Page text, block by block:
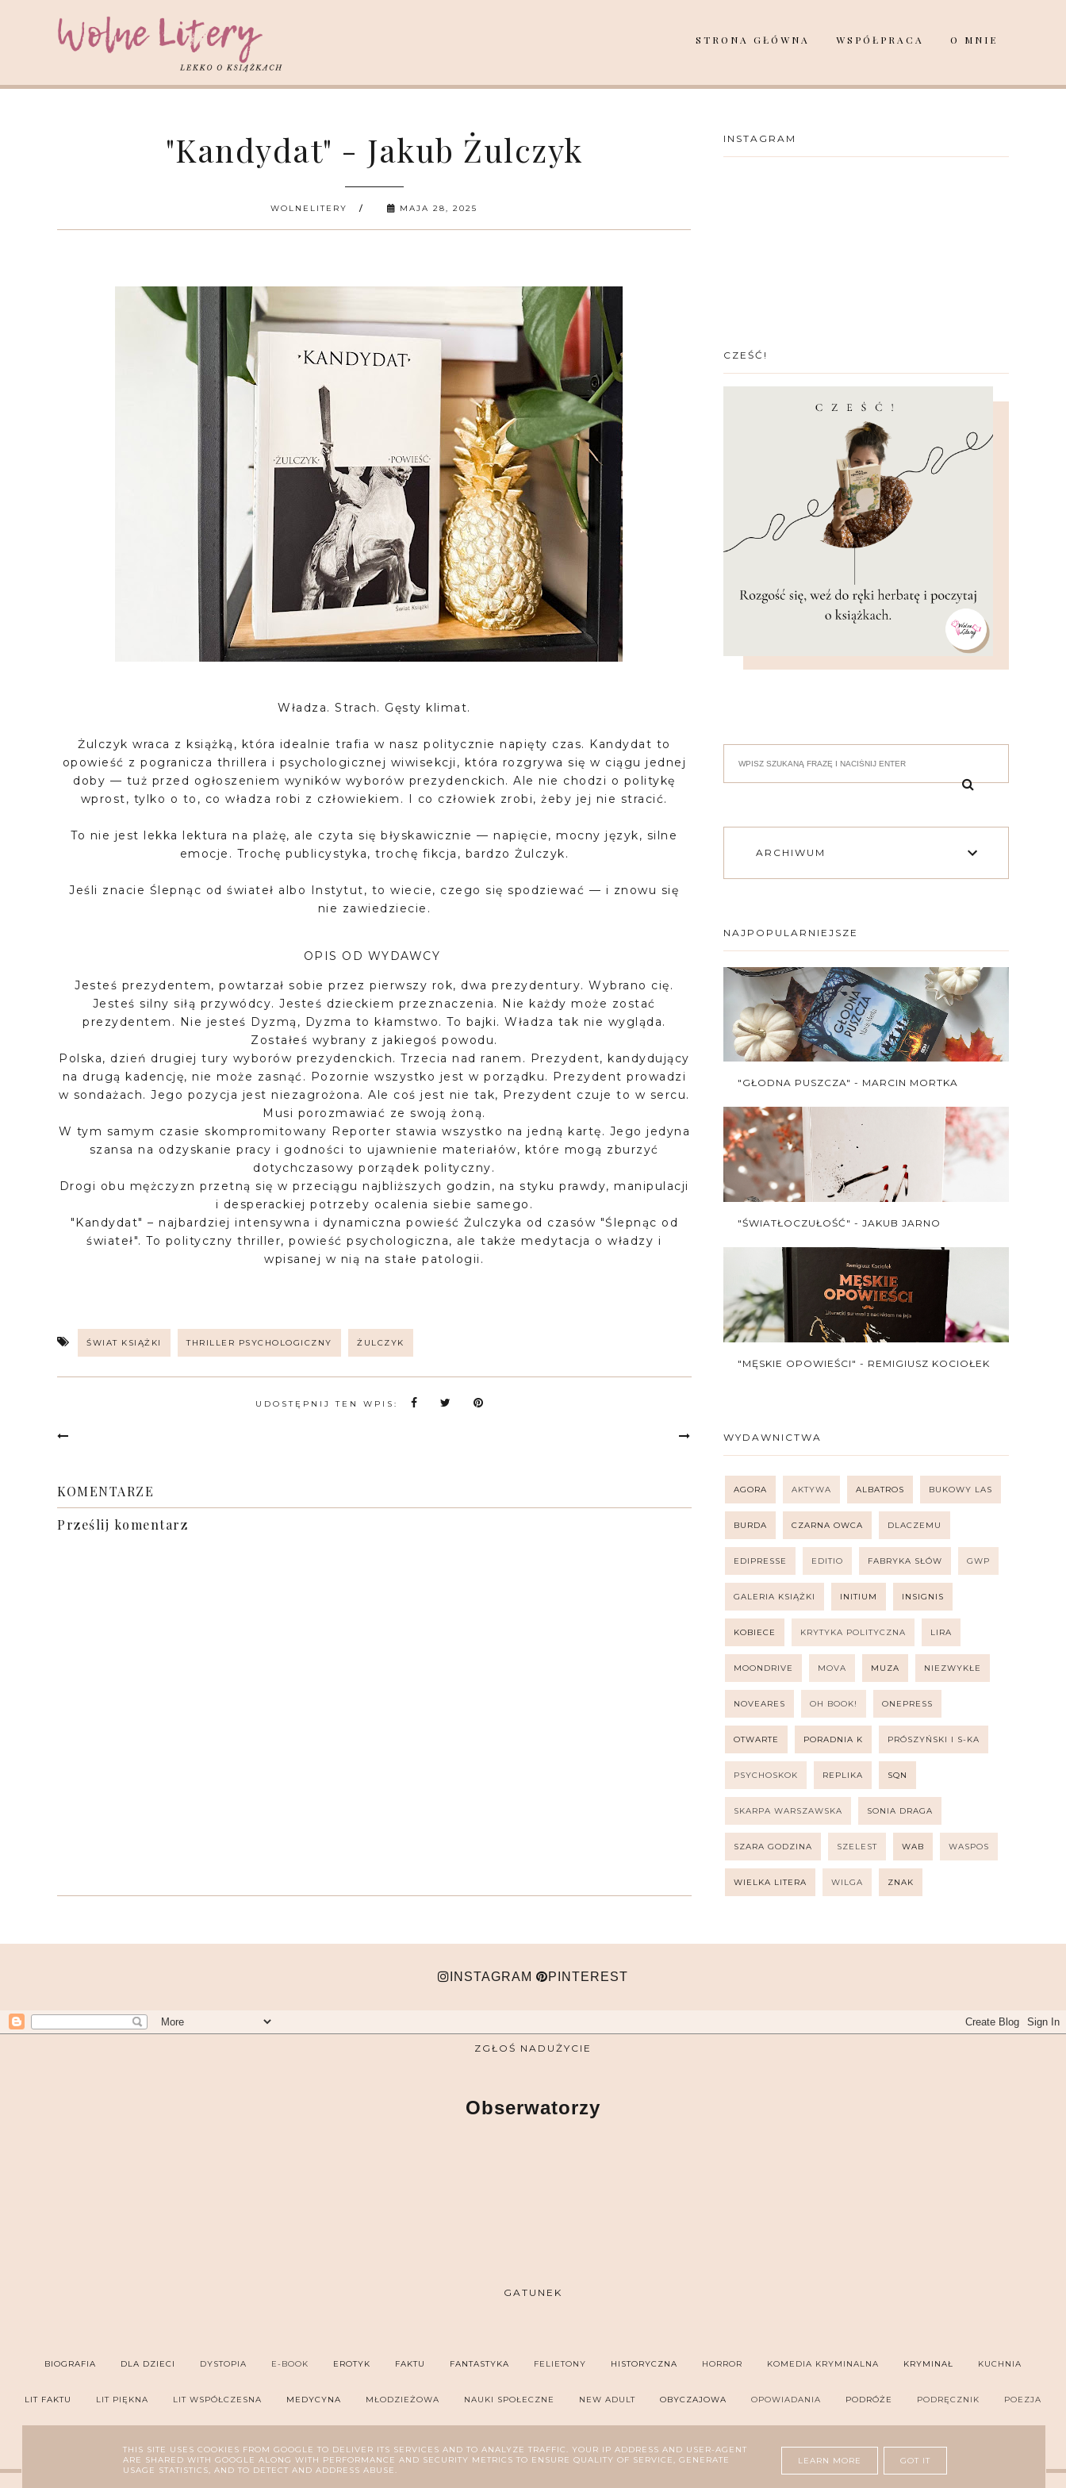
STRONA GŁÓWNA WSPÓŁPRACA O MNIE
"Kandydat" - Jakub Żulczyk
WOLNELITERY MAJA 28, 2025
Władza. Strach. Gęsty klimat.
Żulczyk wraca z książką, która idealnie trafia w nasz politycznie napięty czas. Kandydat to
opowieść z pogranicza thrillera i psychologicznej wiwisekcji, która rozgrywa się w ciągu jednej
doby — tuż przed ogłoszeniem wyników wyborów prezydenckich. Ale nie chodzi o politykę
wprost, tylko o to, co władza robi z człowiekiem. I co człowiek zrobi, żeby jej nie stracić.
To nie jest lekka lektura na plażę, ale czyta się błyskawicznie — napięcie, mocny język, silne
emocje. Trochę publicystyka, trochę fikcja, bardzo Żulczyk.
Jeśli znacie Ślepnąc od świateł albo Instytut, to wiecie, czego się spodziewać — i znowu się
nie zawiedziecie.
OPIS OD WYDAWCY
Jesteś prezydentem, powtarzał sobie przez pierwszy rok, dwa prezydentury. Wybrano cię.
Jesteś silny siłą przywódcy. Jesteś dzieckiem przeznaczenia. Nie każdy może zostać
prezydentem. Nie jesteś Dyzmą, Dyzma to kłamstwo. To bajki. Władza tak nie wygląda.
Zostałeś wybrany z jakiegoś powodu.
Polska, dzień drugiej tury wyborów prezydenckich. Trzecia nad ranem. Prezydent, kandydujący
na drugą kadencję, nie może zasnąć. Pozornie wszystko jest w porządku. Prezydent prowadzi
w sondażach. Jego pozycja jest niezagrożona. Ale coś jest nie tak, Prezydent czuje to w sercu.
Musi porozmawiać ze swoją żoną.
W tym samym czasie skompromitowany Reporter stawia wszystko na jedną kartę. Jego jedyna
szansa na odzyskanie pracy i godności to ujawnienie materiałów, które mogą zburzyć
dotychczasowy porządek polityczny.
Drogi obu mężczyzn przetną się w przeciągu najbliższych godzin, na styku prawdy, manipulacji
i desperackiej potrzeby ocalenia siebie samego.
"Kandydat" – najbardziej intensywna i dynamiczna powieść Żulczyka od czasów "Ślepnąc od
świateł". To polityczny thriller, powieść psychologiczna, ale także medytacja o władzy i
wpisanej w nią na stałe patologii.
ŚWIAT KSIĄŻKI THRILLER PSYCHOLOGICZNY ŻULCZYK
UDOSTĘPNIJ TEN WPIS:
KOMENTARZE
Prześlij komentarz
INSTAGRAM
CZEŚĆ!
ARCHIWUM
NAJPOPULARNIEJSZE
"GŁODNA PUSZCZA" - MARCIN MORTKA
"ŚWIATŁOCZUŁOŚĆ" - JAKUB JARNO
"MĘSKIE OPOWIEŚCI" - REMIGIUSZ KOCIOŁEK
WYDAWNICTWA
AGORA AKTYWA ALBATROS BUKOWY LAS
BURDA CZARNA OWCA DLACZEMU
EDIPRESSE EDITIO FABRYKA SŁÓW GWP
GALERIA KSIĄŻKI INITIUM INSIGNIS
KOBIECE KRYTYKA POLITYCZNA LIRA
MOONDRIVE MOVA MUZA NIEZWYKŁE
NOVEARES OH BOOK! ONEPRESS
OTWARTE PORADNIA K PRÓSZYŃSKI I S-KA
PSYCHOSKOK REPLIKA SQN
SKARPA WARSZAWSKA SONIA DRAGA
SZARA GODZINA SZELEST WAB WASPOS
WIELKA LITERA WILGA ZNAK
INSTAGRAM PINTEREST
ZGŁOŚ NADUŻYCIE
Obserwatorzy
GATUNEK
BIOGRAFIA DLA DZIECI DYSTOPIA E-BOOK EROTYK FAKTU FANTASTYKA FELIETONY HISTORYCZNA HORROR KOMEDIA KRYMINALNA KRYMINAŁ KUCHNIA
LIT FAKTU LIT PIĘKNA LIT WSPÓŁCZESNA MEDYCYNA MŁODZIEŻOWA NAUKI SPOŁECZNE NEW ADULT OBYCZAJOWA OPOWIADANIA PODRÓŻE PODRĘCZNIK POEZJA
THIS SITE USES COOKIES FROM GOOGLE TO DELIVER ITS SERVICES AND TO ANALYZE TRAFFIC. YOUR IP ADDRESS AND USER-AGENT
ARE SHARED WITH GOOGLE ALONG WITH PERFORMANCE AND SECURITY METRICS TO ENSURE QUALITY OF SERVICE, GENERATE
USAGE STATISTICS, AND TO DETECT AND ADDRESS ABUSE.
LEARN MORE GOT IT